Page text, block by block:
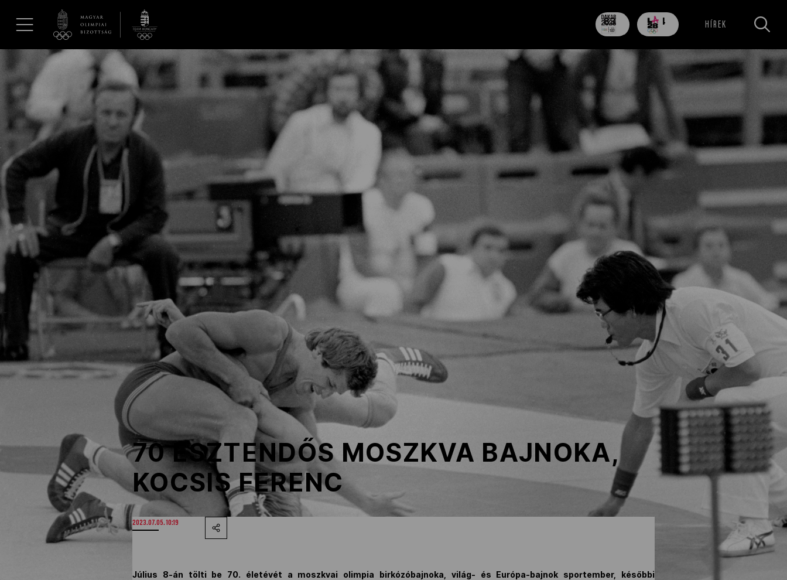
Dakar 2026
Los Angeles 2028
MOB
Kettőskarrier-program
Társszervezetek
OVEP
83
nap
704
nap HÍREK
70 ESZTENDŐS MOSZKVA BAJNOKA,
KOCSIS FERENC
2023.07.05. 10:19
Július 8-án tölti be 70. életévét a moszkvai olimpia birkózóbajnoka, világ- és Európa-bajnok sportember, későbbi